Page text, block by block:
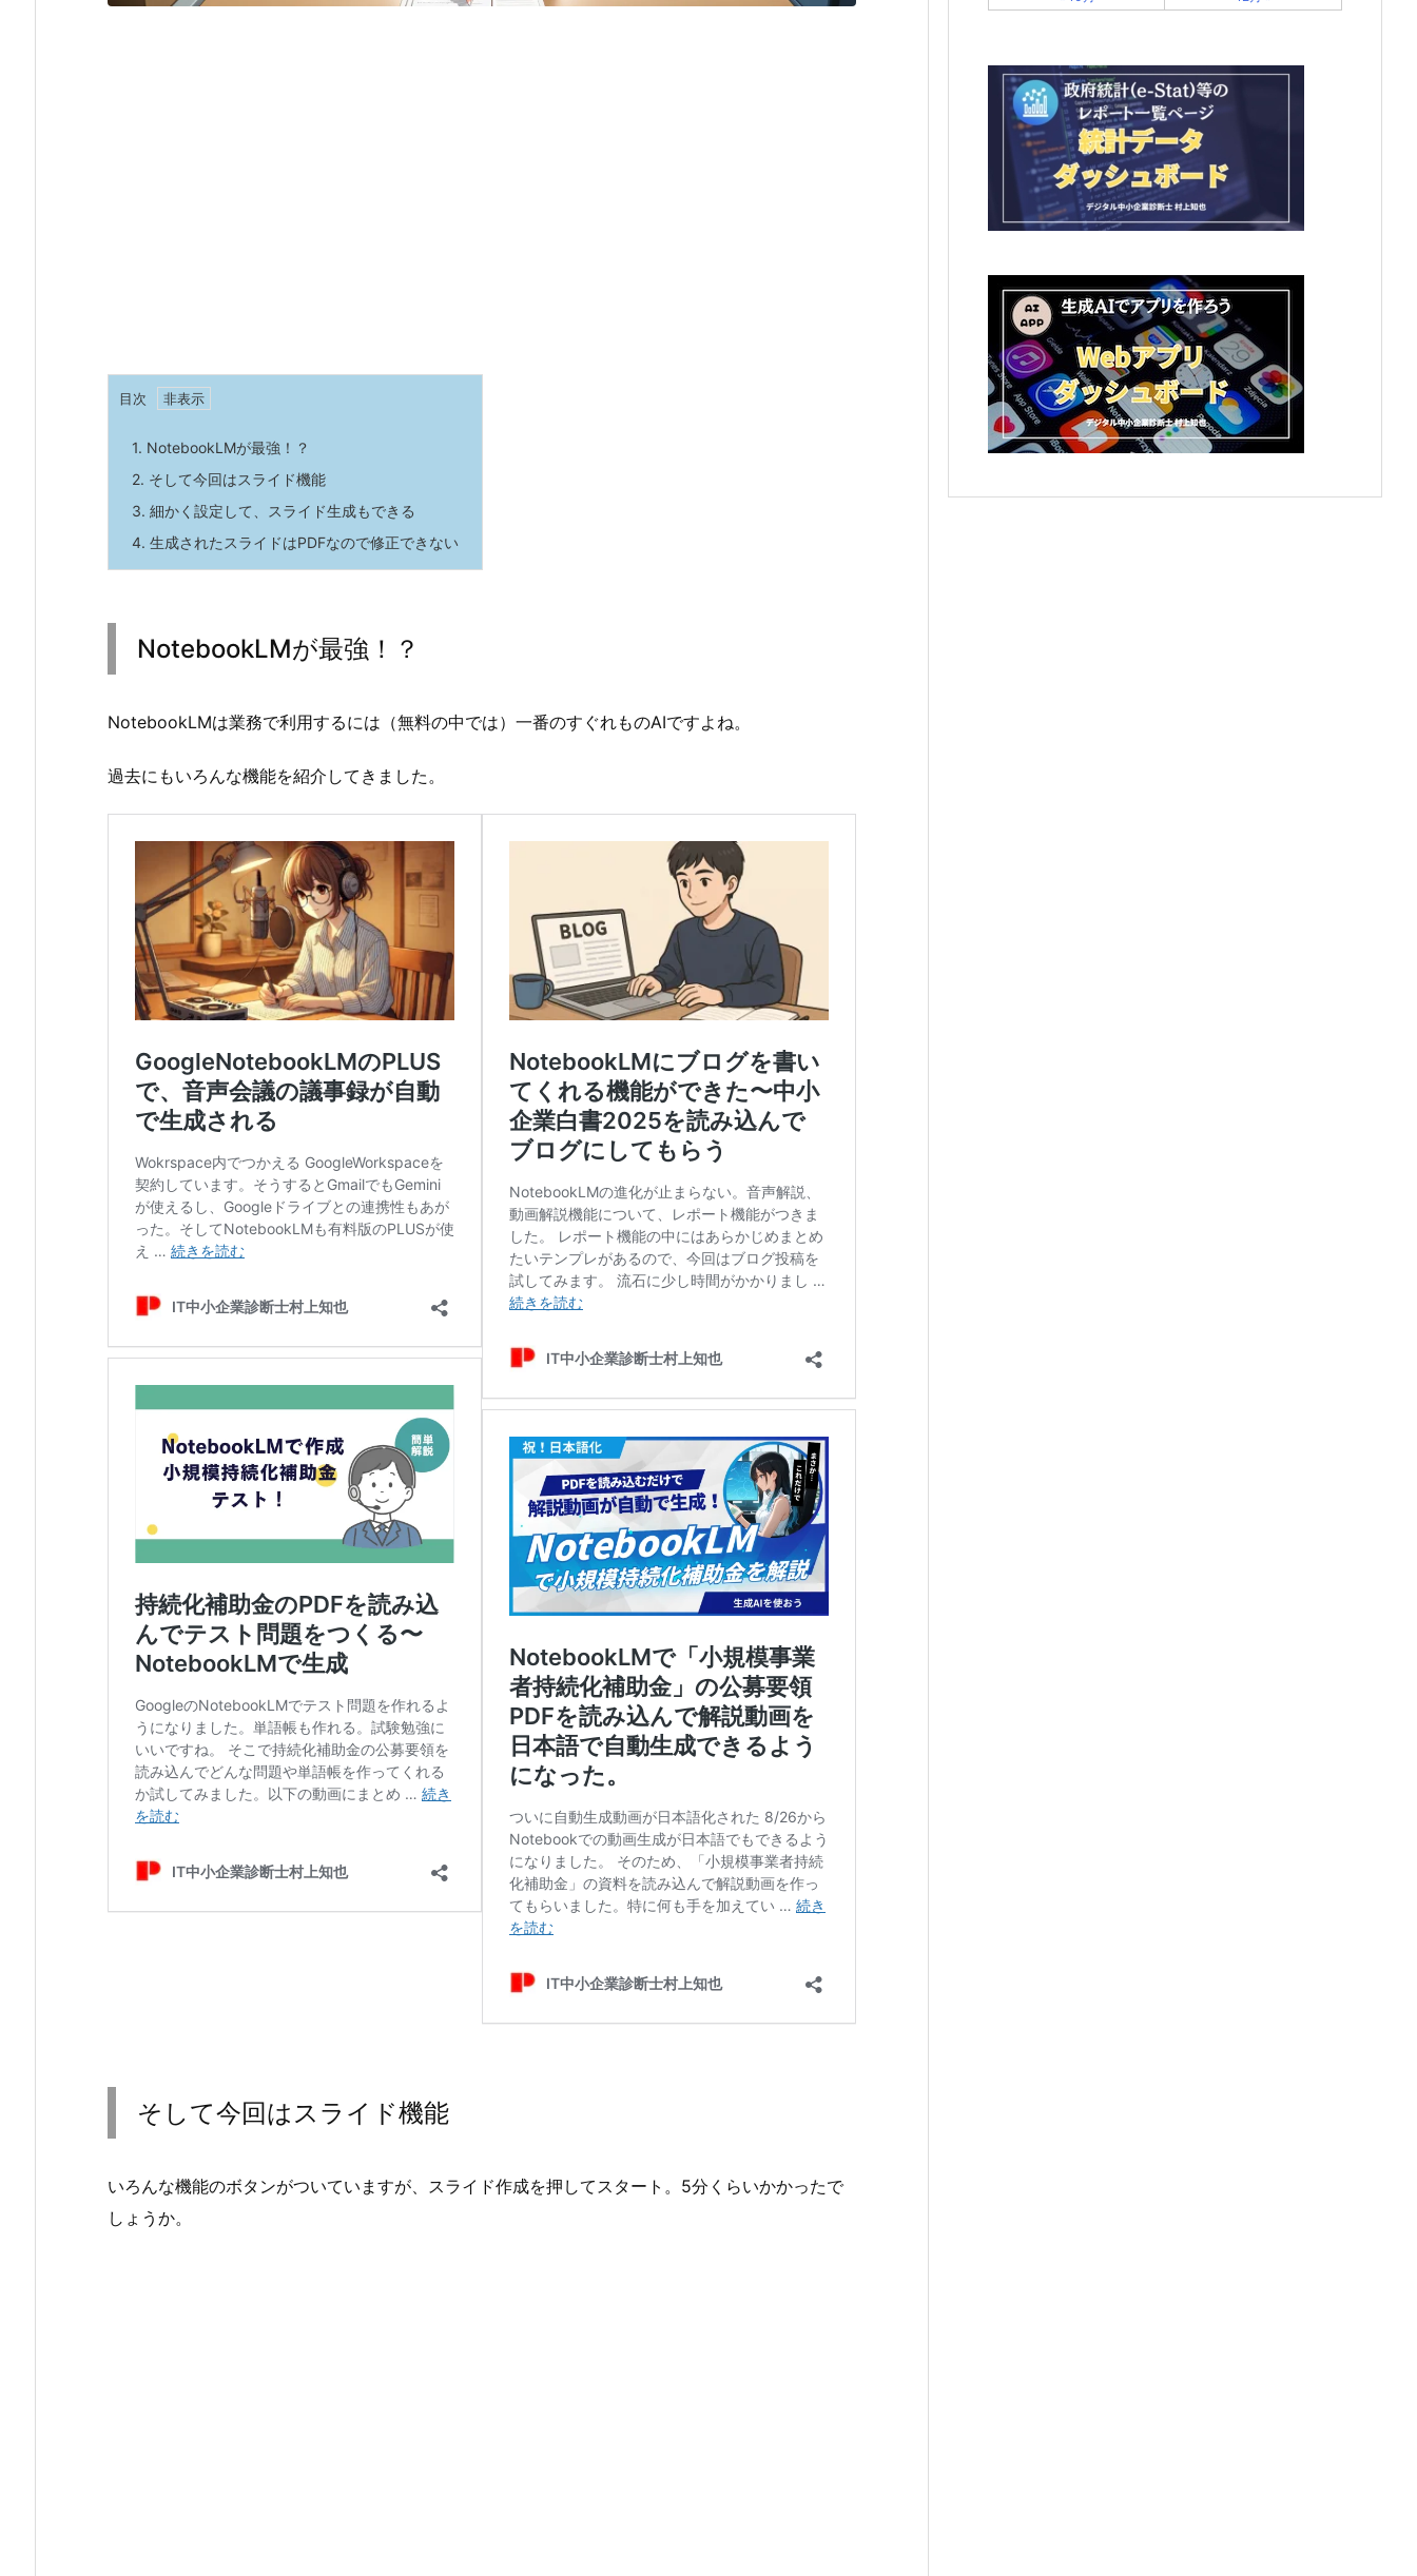
目次
1. NotebookLMが最強！？
2. そして今回はスライド機能
3. 細かく設定して、スライド生成もできる
4. 生成されたスライドはPDFなので修正できない
NotebookLMが最強！？
NotebookLMは業務で利用するには（無料の中では）一番のすぐれものAIですよね。
過去にもいろんな機能を紹介してきました。
そして今回はスライド機能
いろんな機能のボタンがついていますが、スライド作成を押してスタート。5分くらいかかったで
しょうか。